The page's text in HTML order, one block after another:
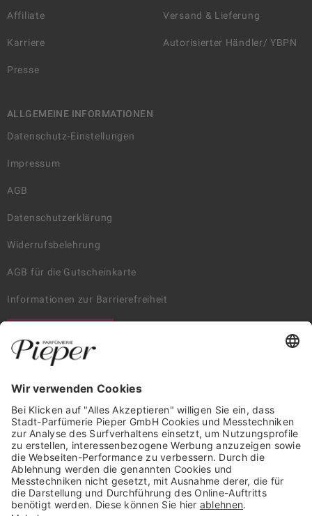
Affiliate
Karriere
Presse
Versand & Lieferung
Autorisierter Händler/ YBPN
ALLGEMEINE INFORMATIONEN
Datenschutz-Einstellungen
Impressum
AGB
Datenschutzerklärung
Widerrufsbelehrung
AGB für die Gutscheinkarte
Informationen zur Barrierefreiheit
Trusted Shops Mitglied seit 2010